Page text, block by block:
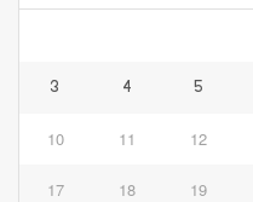
3 4 5
10 11 12
17 18 19